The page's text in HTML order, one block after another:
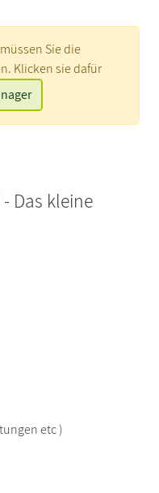
Sie die
Klicken sie dafür
Manager
- Das kleine
etc )